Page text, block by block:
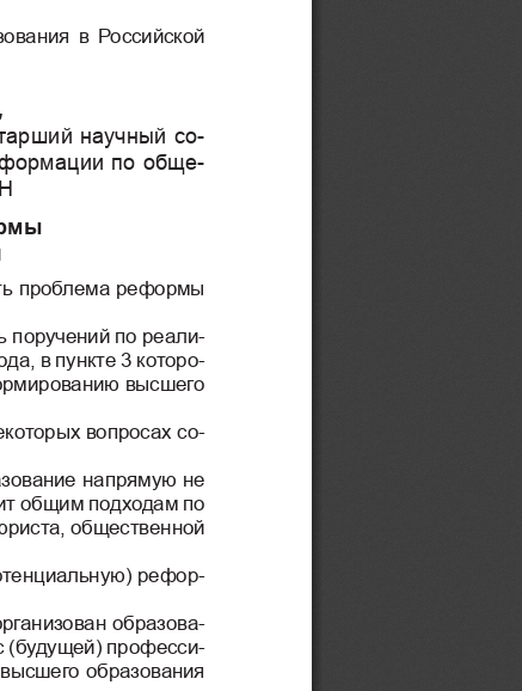
в Российской
,
научный со-
по обще-
проблема реформы
поручений по реали-
в пункте 3 которо-
высшего
вопросах со-
напрямую не
общим подходам по
общественной
рефор-
образова-
(будущей) професси-
образования